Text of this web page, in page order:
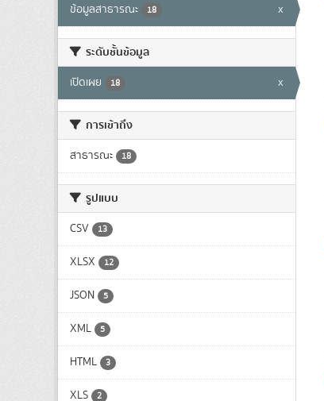
ข้อมูลสาธารณะ 18 x
ระดับชั้นข้อมูล
เปิดเผย 18 x
การเข้าถึง
สาธารณะ 18
รูปแบบ
CSV 13
XLSX 12
JSON 5
XML 5
HTML 3
XLS 2